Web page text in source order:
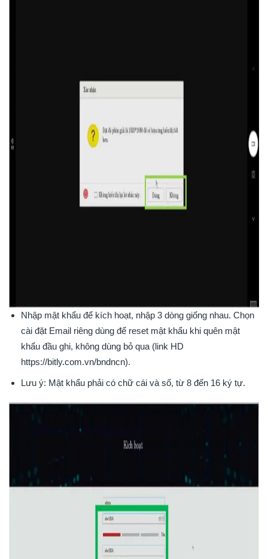
Nhập mật khẩu để kích hoạt, nhập 3 dòng giống nhau. Chọn
cài đặt Email riêng dùng để reset mật khẩu khi quên mật
khẩu đầu ghi, không dùng bỏ qua (link HD
https://bitly.com.vn/bndncn).
Lưu ý: Mật khẩu phải có chữ cái và số, từ 8 đến 16 ký tự.